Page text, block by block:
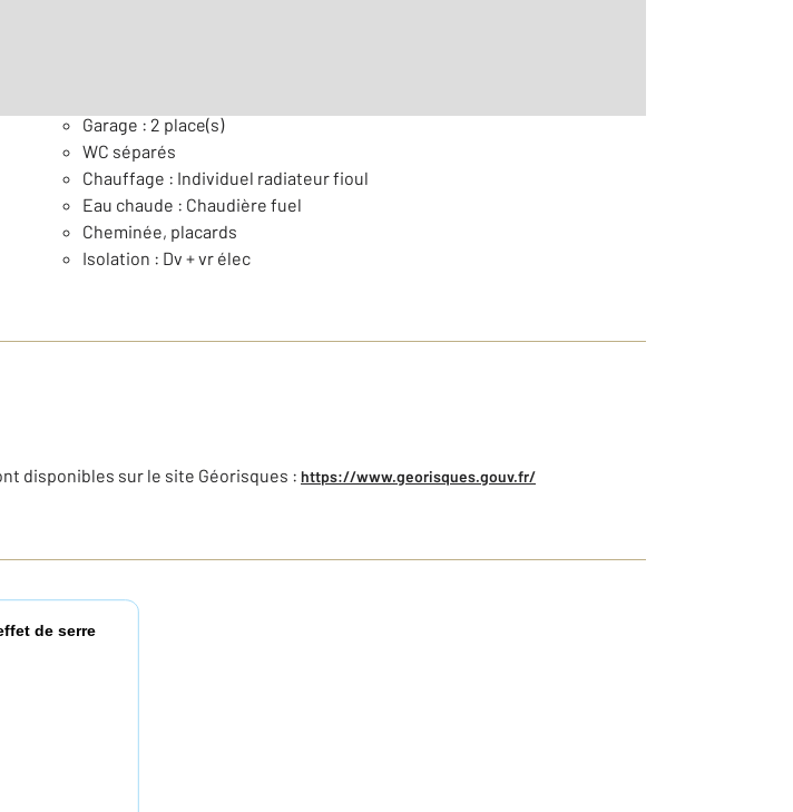
Garage : 2 place(s)
WC séparés
Chauffage : Individuel radiateur fioul
Eau chaude : Chaudière fuel
Cheminée, placards
Isolation : Dv + vr élec
disponibles sur le site Géorisques : https://www.georisques.gouv.fr/
de serre